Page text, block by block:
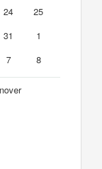
24
25
31
1
7 8